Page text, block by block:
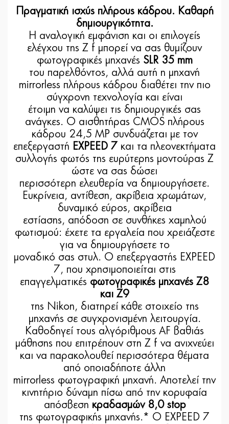
Πραγματική ισχύς πλήρους κάδρου. Καθαρή
δημιουργικότητα.
Η αναλογική εμφάνιση και οι επιλογείς
ελέγχου της Z f μπορεί να σας θυμίζουν
φωτογραφικές μηχανές SLR 35 mm
του παρελθόντος, αλλά αυτή η μηχανή
mirrorless πλήρους κάδρου διαθέτει την πιο
σύγχρονη τεχνολογία και είναι
έτοιμη να καλύψει τις δημιουργικές σας
ανάγκες. Ο αισθητήρας CMOS πλήρους
κάδρου 24,5 MP συνδυάζεται με τον
επεξεργαστή EXPEED 7 και τα πλεονεκτήματα
συλλογής φωτός της ευρύτερης μοντούρας Z
ώστε να σας δώσει
περισσότερη ελευθερία να δημιουργήσετε.
Ευκρίνεια, αντίθεση, ακρίβεια χρωμάτων,
δυναμικό εύρος, ακρίβεια
εστίασης, απόδοση σε συνθήκες χαμηλού
φωτισμού: έχετε τα εργαλεία που χρειάζεστε
για να δημιουργήσετε το
μοναδικό σας στυλ. Ο επεξεργαστής EXPEED
7, που χρησιμοποιείται στις
επαγγελματικές φωτογραφικές μηχανές Z8
και Z9
της Nikon, διατηρεί κάθε στοιχείο της
μηχανής σε συγχρονισμένη λειτουργία.
Καθοδηγεί τους αλγόριθμους AF βαθιάς
μάθησης που επιτρέπουν στη Z f να ανιχνεύει
και να παρακολουθεί περισσότερα θέματα
από οποιαδήποτε άλλη
mirrorless φωτογραφική μηχανή. Αποτελεί την
κινητήριο δύναμη πίσω από την κορυφαία
απόσβεση κραδασμών 8,0 stop
της φωτογραφικής μηχανής.* Ο EXPEED 7